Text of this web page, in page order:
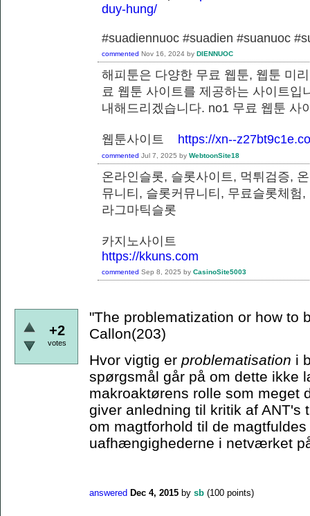
duy-hung/
#suadiennuoc #suadien #suanuoc
commented Nov 16, 2024 by DIENNUOC
해피툰은 다양한 무료 웹툰, 웹툰 미
료 웹툰 사이트를 제공하는 사이트
내해드리겠습니다. no1 무료 웹툰 사
웹툰사이트 https://xn--
commented Jul 7, 2025 by WebtoonSite18
온라인슬롯, 슬롯사이트, 먹튀검증,
뮤니티, 슬롯커뮤니티, 무료슬롯체험
라그마틱슬롯
카지노사이트
https://kkuns.com
commented Sep 8, 2025 by CasinoSite5003
+2
votes
"The problematization or how to
Callon(203)
Hvor vigtig er problematisation i
spørgsmål går på om dette ikke
makroaktørens rolle som meget
giver anledning til kritik af ANT's
om magtforhold til de
uafhængighederne i netværket
answered Dec 4, 2015 by sb (100 points)